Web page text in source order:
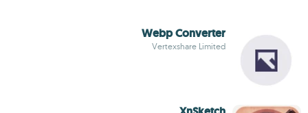
Webp Converter
Vertexshare Limited